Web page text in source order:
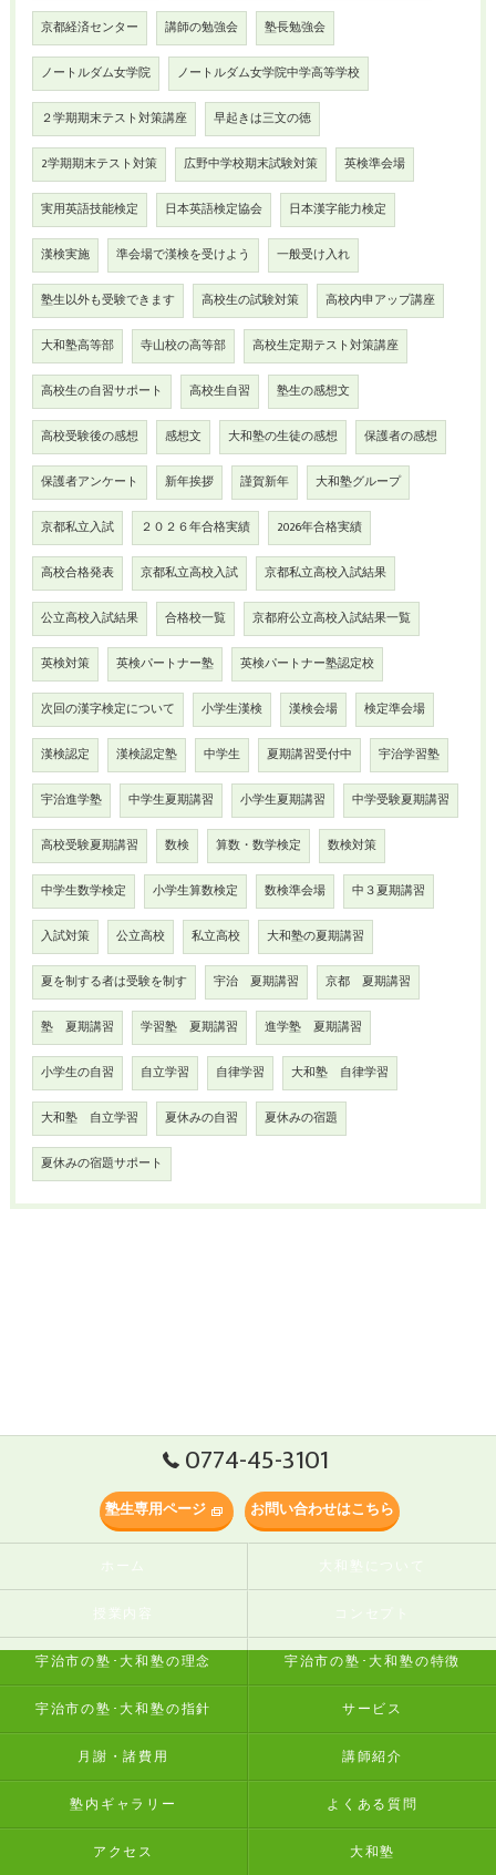
京都経済センター 講師の勉強会 塾長勉強会
ノートルダム女学院 ノートルダム女学院中学高等学校
２学期期末テスト対策講座 早起きは三文の徳
2学期期末テスト対策 広野中学校期末試験対策 英検準会場
実用英語技能検定 日本英語検定協会 日本漢字能力検定
漢検実施 準会場で漢検を受けよう 一般受け入れ
塾生以外も受験できます 高校生の試験対策 高校内申アップ講座
大和塾高等部 寺山校の高等部 高校生定期テスト対策講座
高校生の自習サポート 高校生自習 塾生の感想文
高校受験後の感想 感想文 大和塾の生徒の感想 保護者の感想
保護者アンケート 新年挨拶 謹賀新年 大和塾グループ
京都私立入試 ２０２６年合格実績 2026年合格実績
高校合格発表 京都私立高校入試 京都私立高校入試結果
公立高校入試結果 合格校一覧 京都府公立高校入試結果一覧
英検対策 英検パートナー塾 英検パートナー塾認定校
次回の漢字検定について 小学生漢検 漢検会場 検定準会場
漢検認定 漢検認定塾 中学生 夏期講習受付中 宇治学習塾
宇治進学塾 中学生夏期講習 小学生夏期講習 中学受験夏期講習
高校受験夏期講習 数検 算数・数学検定 数検対策
中学生数学検定 小学生算数検定 数検準会場 中３夏期講習
入試対策 公立高校 私立高校 大和塾の夏期講習
夏を制する者は受験を制す 宇治 夏期講習 京都 夏期講習
塾 夏期講習 学習塾 夏期講習 進学塾 夏期講習
小学生の自習 自立学習 自律学習 大和塾 自律学習
大和塾 自立学習 夏休みの自習 夏休みの宿題
夏休みの宿題サポート
0774-45-3101
塾生専用ページ お問い合わせはこちら
ホーム 大和塾について
授業内容 コンセプト
宇治市の塾･大和塾の理念 宇治市の塾･大和塾の特徴
宇治市の塾･大和塾の指針 サービス
月謝・諸費用 講師紹介
塾内ギャラリー よくある質問
アクセス 大和塾